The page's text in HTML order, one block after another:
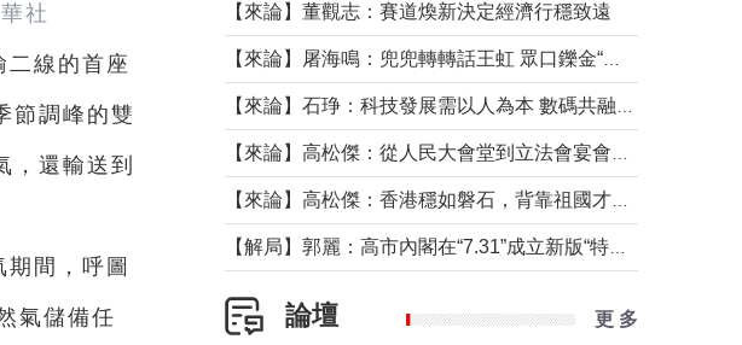
社
線的首座
節調峰的雙
，還輸送到
間，呼圖
氣儲備任
【來論】董觀志：賽道煥新決定經濟行穩致遠
論壇 更 多